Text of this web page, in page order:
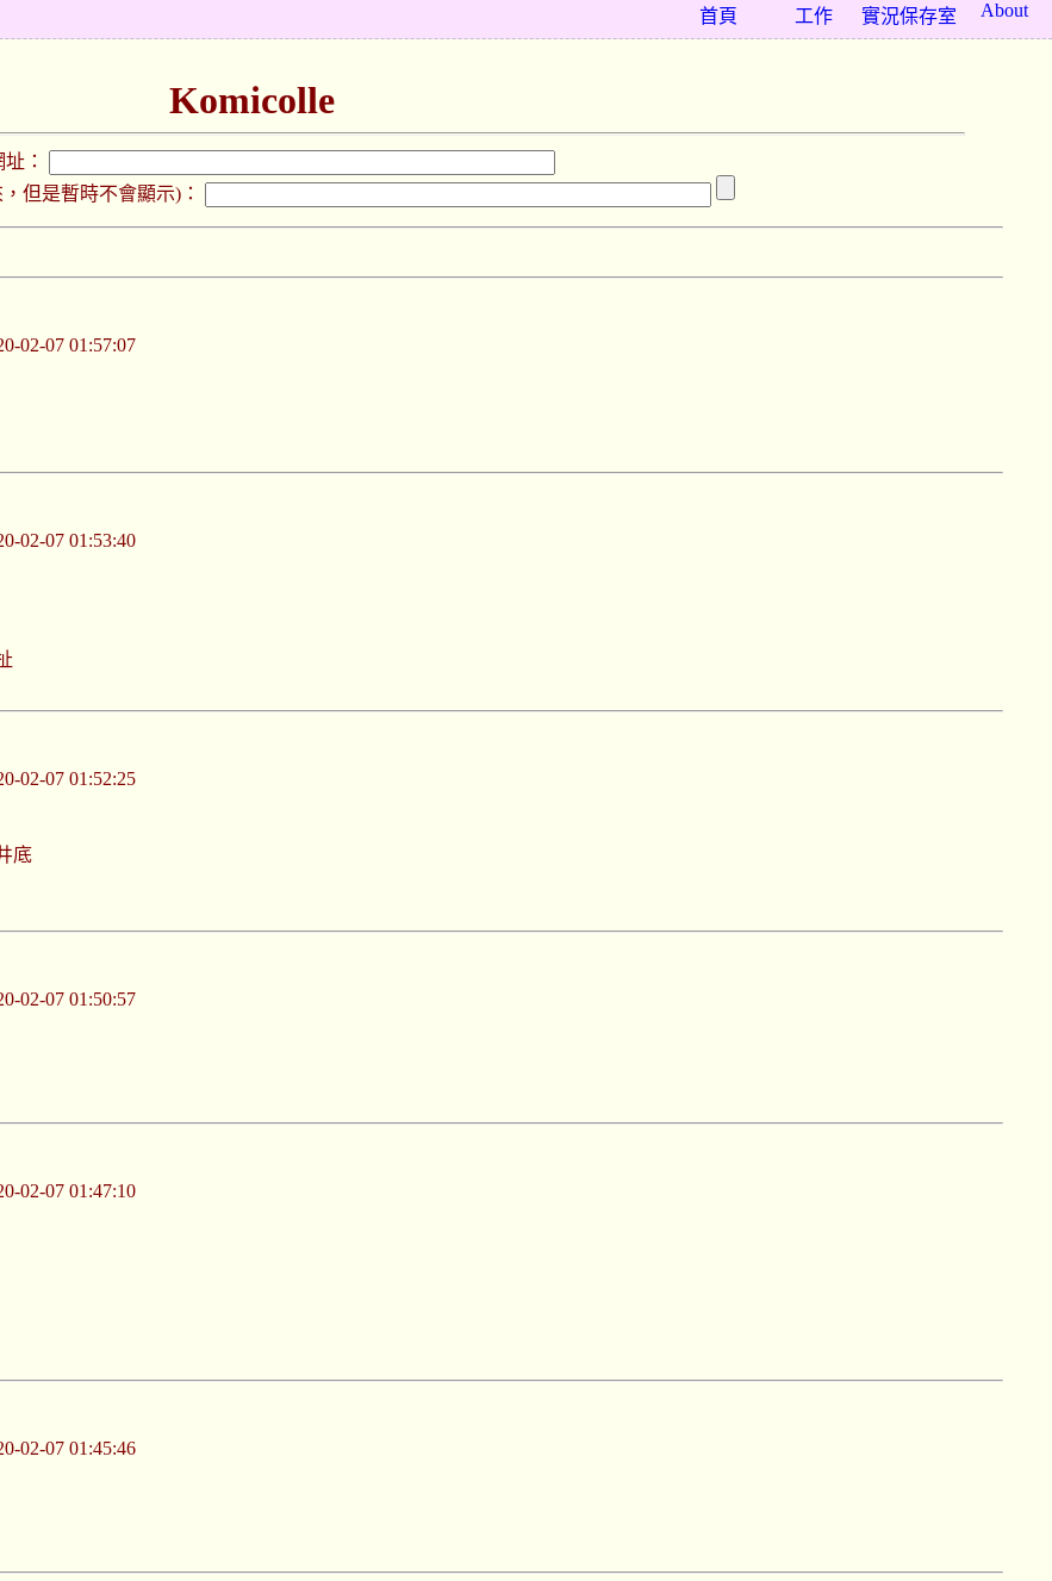
About
實況保存室
工作
首頁
Komicolle
：
但是暫時不會顯示)：
02-07 01:57:07
02-07 01:53:40
02-07 01:52:25
底
02-07 01:50:57
02-07 01:47:10
02-07 01:45:46